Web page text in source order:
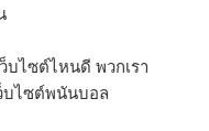
ไซต์ไหนดี พวกเรา
บไซต์พนันบอล